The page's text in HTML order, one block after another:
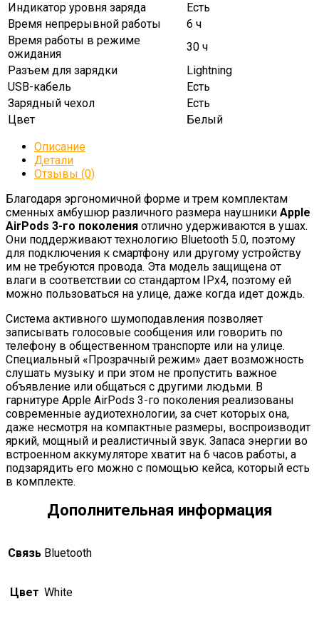
Индикатор уровня заряда
Есть
Время непрерывной работы
6 ч
Время работы в режиме
ожидания
30 ч
Разъем для зарядки
Lightning
USB-кабель
Есть
Зарядный чехол
Есть
Цвет
Белый
Описание
Детали
Отзывы (0)
Благодаря эргономичной форме и трем комплектам
сменных амбушюр различного размера наушники Apple
AirPods 3-го поколения отлично удерживаются в ушах.
Они поддерживают технологию Bluetooth 5.0, поэтому
для подключения к смартфону или другому устройству
им не требуются провода. Эта модель защищена от
влаги в соответствии со стандартом IPx4, поэтому ей
можно пользоваться на улице, даже когда идет дождь.
Система активного шумоподавления позволяет
записывать голосовые сообщения или говорить по
телефону в общественном транспорте или на улице.
Специальный «Прозрачный режим» дает возможность
слушать музыку и при этом не пропустить важное
объявление или общаться с другими людьми. В
гарнитуре Apple AirPods 3-го поколения реализованы
современные аудиотехнологии, за счет которых она,
даже несмотря на компактные размеры, воспроизводит
яркий, мощный и реалистичный звук. Запаса энергии во
встроенном аккумуляторе хватит на 6 часов работы, а
подзарядить его можно с помощью кейса, который есть
в комплекте.
Дополнительная информация
Связь Bluetooth
Цвет White